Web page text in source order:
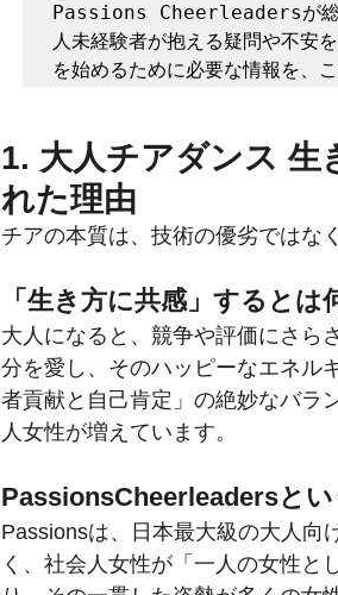
Passions Cheerleadersが総力
人未経験者が抱える疑問や不安
を始めるために必要な情報を、こ
1. 大人チアダンス 生
れた理由
チアの本質は、技術の優劣ではな
「生き方に共感」するとは
大人になると、競争や評価にさら
分を愛し、そのハッピーなエネル
者貢献と自己肯定」の絶妙なバラ
人女性が増えています。
PassionsCheerleadersとい
Passionsは、日本最大級の大人向
く、社会人女性が「一人の女性と